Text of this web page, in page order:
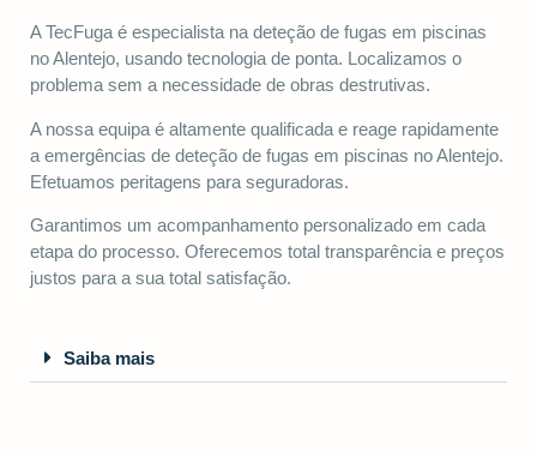
A TecFuga é especialista na deteção de fugas em piscinas
no Alentejo, usando tecnologia de ponta. Localizamos o
problema sem a necessidade de obras destrutivas.
A nossa equipa é altamente qualificada e reage rapidamente
a emergências de deteção de fugas em piscinas no Alentejo.
Efetuamos peritagens para seguradoras.
Garantimos um acompanhamento personalizado em cada
etapa do processo. Oferecemos total transparência e preços
justos para a sua total satisfação.
Saiba mais